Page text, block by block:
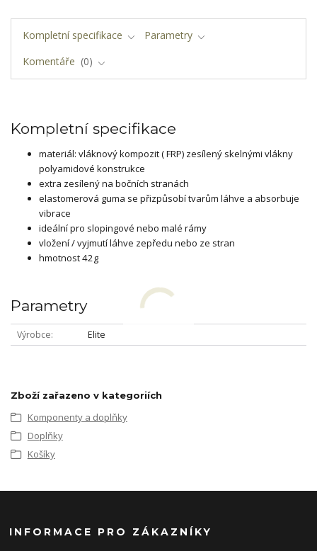
Kompletní specifikace
Parametry
Komentáře
0
Kompletní specifikace
materiál: vláknový kompozit ( FRP) zesílený skelnými vlákny
polyamidové konstrukce
extra zesílený na bočních stranách
elastomerová guma se přizpůsobí tvarům láhve a absorbuje
vibrace
ideální pro slopingové nebo malé rámy
vložení / vyjmutí láhve zepředu nebo ze stran
hmotnost 42g
Parametry
Výrobce Elite
Zboží zařazeno v kategoriích
Komponenty a doplňky
Doplňky
Košíky
INFORMACE PRO ZÁKAZNÍKY